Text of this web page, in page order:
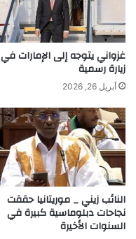
غزواني يتوجه إلى الإمارات في
زيارة رسمية
أبريل 26, 2026
النائب زيني _ موريتانيا حققت
نجاحات دبلوماسية كبيرة في
السنوات الأخيرة